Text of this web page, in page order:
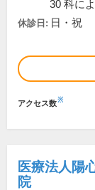
30 科に
休診日: 日・祝
アクセス数※
医療法人陽
院